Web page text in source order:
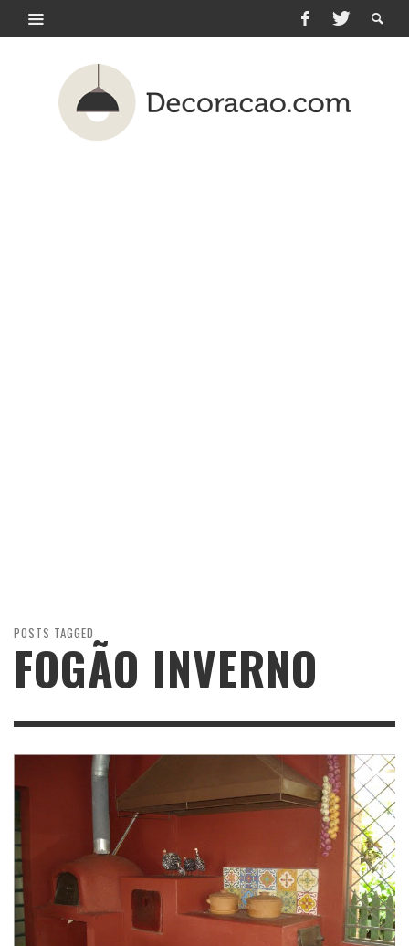
POSTS TAGGED
FOGÃO INVERNO